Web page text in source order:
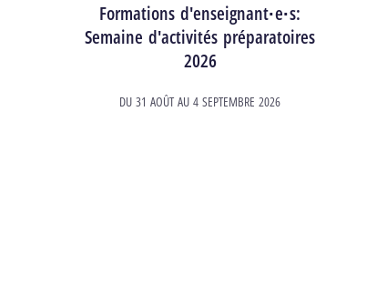
Formations d'enseignant·e·s:
Semaine d'activités préparatoires
2026
DU31 AOÛT AU4 SEPTEMBRE 2026